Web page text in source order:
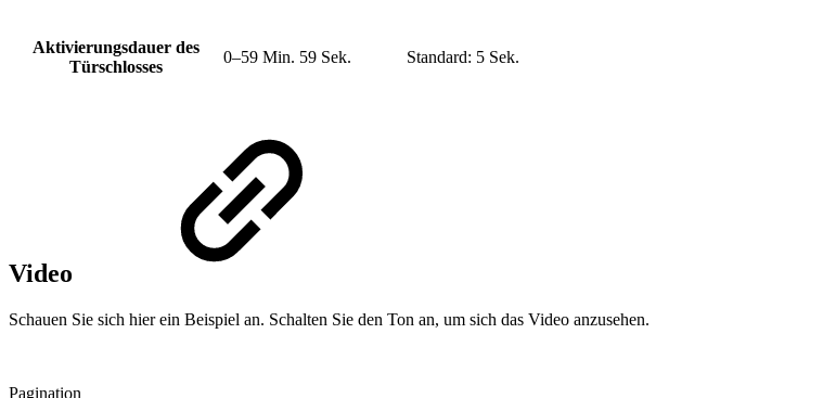
Aktivierungsdauer des
Türschlosses
0–59 Min. 59 Sek. Standard: 5 Sek.
Video
Schauen Sie sich hier ein Beispiel an. Schalten Sie den Ton an, um sich das Video anzusehen.
Pagination